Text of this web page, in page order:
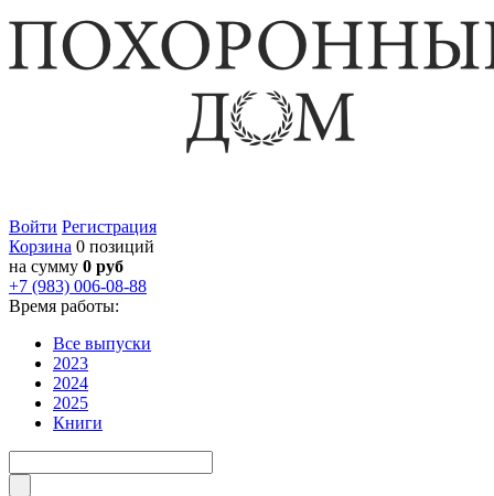
Войти Регистрация
Корзина 0 позиций
на сумму 0 руб
+7 (983) 006-08-88
Время работы:
Все выпуски
2023
2024
2025
Книги